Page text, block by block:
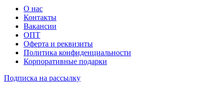
О нас
Контакты
Вакансии
ОПТ
Оферта и реквизиты
Политика конфиденциальности
Корпоративные подарки
Подписка на рассылку